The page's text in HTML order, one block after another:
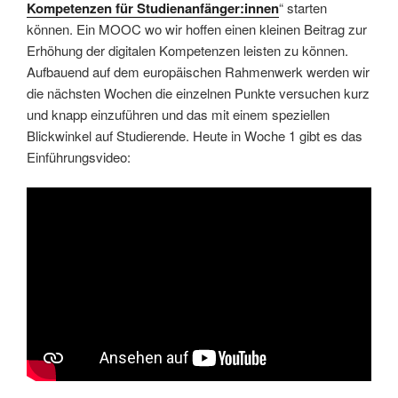
Kompetenzen für Studienanfänger:innen“ starten
können. Ein MOOC wo wir hoffen einen kleinen Beitrag zur
Erhöhung der digitalen Kompetenzen leisten zu können.
Aufbauend auf dem europäischen Rahmenwerk werden wir
die nächsten Wochen die einzelnen Punkte versuchen kurz
und knapp einzuführen und das mit einem speziellen
Blickwinkel auf Studierende. Heute in Woche 1 gibt es das
Einführungsvideo: